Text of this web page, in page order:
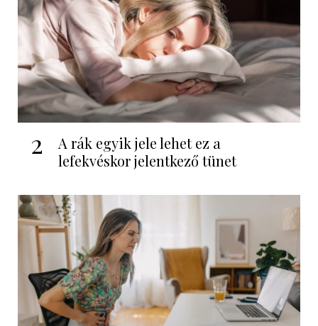
2
A rák egyik jele lehet ez a
lefekvéskor jelentkező tünet